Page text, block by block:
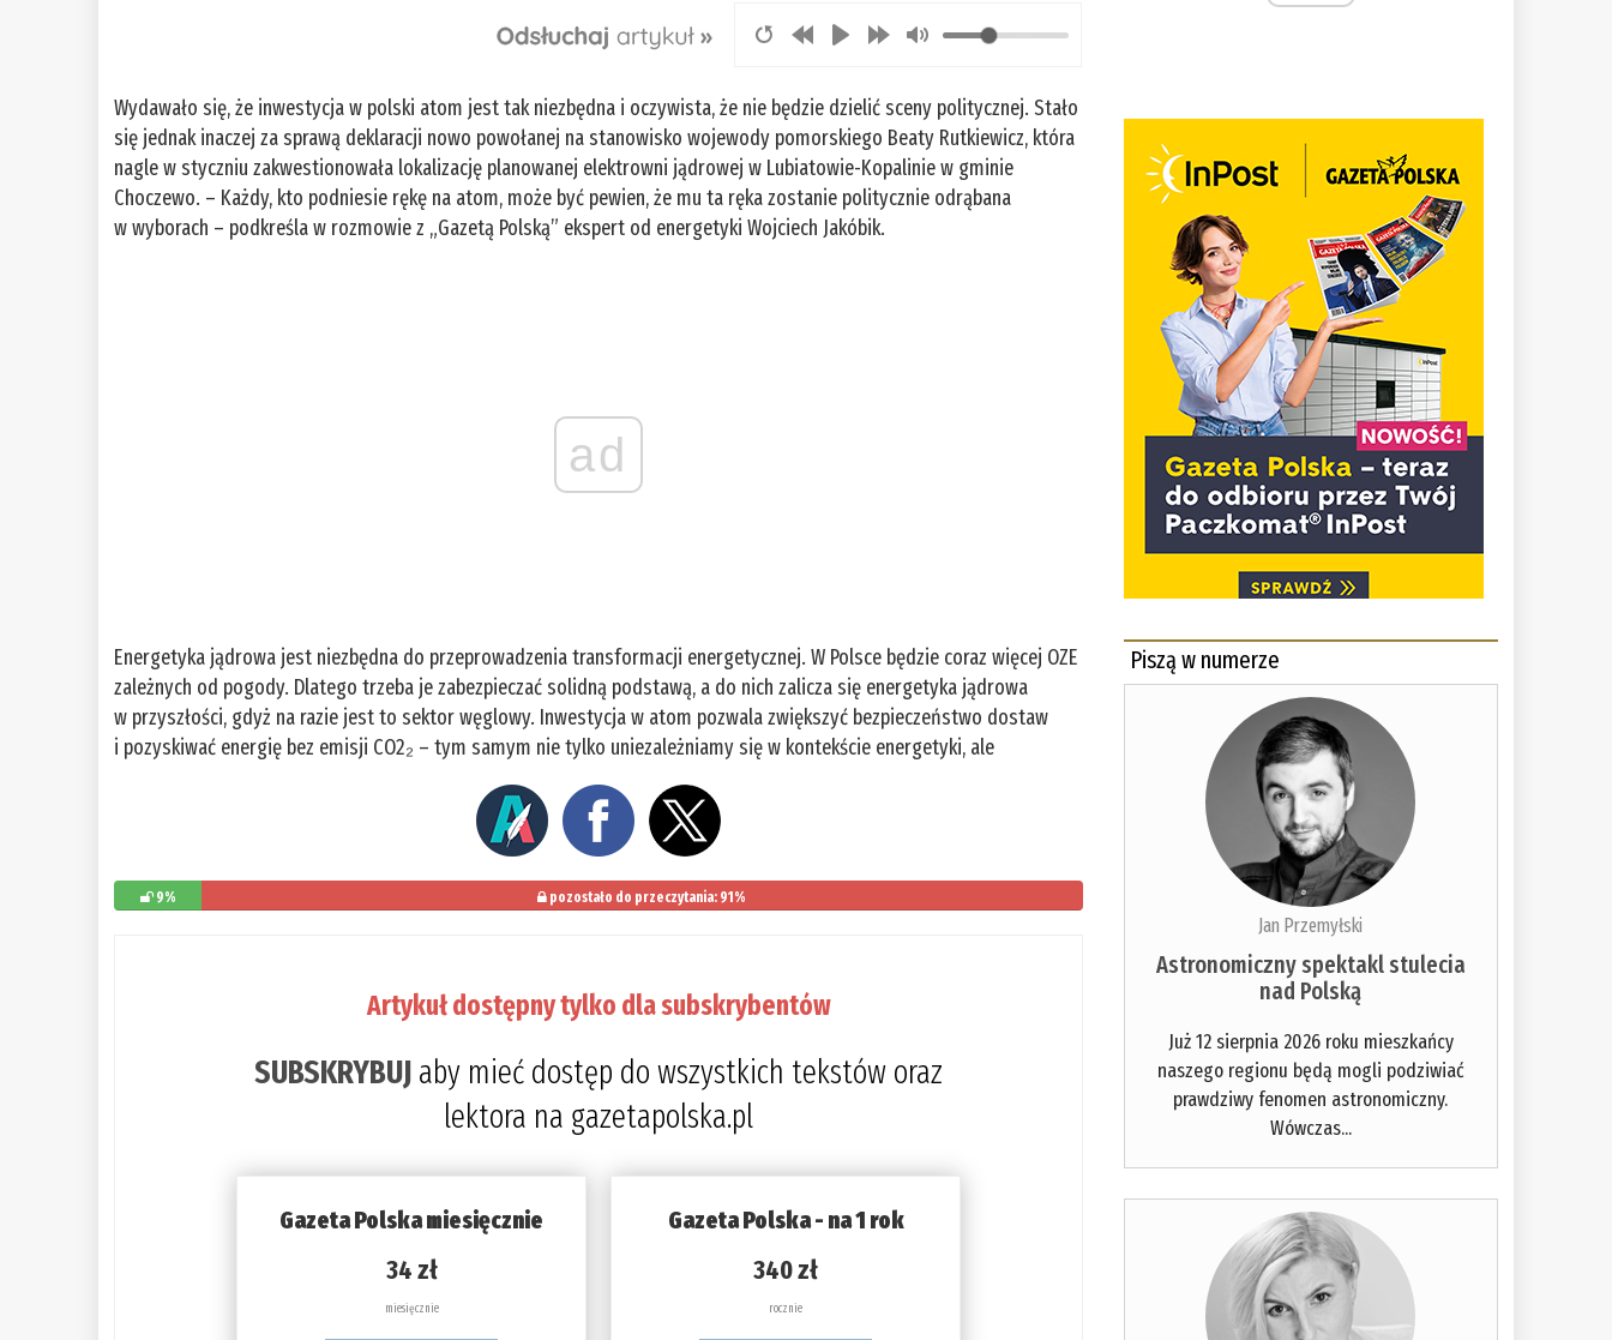
Wydawało się, że inwestycja w polski atom jest tak niezbędna i oczywista, że nie będzie dzielić sceny politycznej. Stało
się jednak inaczej za sprawą deklaracji nowo powołanej na stanowisko wojewody pomorskiego Beaty Rutkiewicz, która
nagle w styczniu zakwestionowała lokalizację planowanej elektrowni jądrowej w Lubiatowie-Kopalinie w gminie
Choczewo. – Każdy, kto podniesie rękę na atom, może być pewien, że mu ta ręka zostanie politycznie odrąbana
w wyborach – podkreśla w rozmowie z „Gazetą Polską” ekspert od energetyki Wojciech Jakóbik.
ad
Energetyka jądrowa jest niezbędna do przeprowadzenia transformacji energetycznej. W Polsce będzie coraz więcej OZE
zależnych od pogody. Dlatego trzeba je zabezpieczać solidną podstawą, a do nich zalicza się energetyka jądrowa
w przyszłości, gdyż na razie jest to sektor węglowy. Inwestycja w atom pozwala zwiększyć bezpieczeństwo dostaw
i pozyskiwać energię bez emisji CO2₂ – tym samym nie tylko uniezależniamy się w kontekście energetyki, ale
9% pozostało do przeczytania: 91%
Artykuł dostępny tylko dla subskrybentów
SUBSKRYBUJ aby mieć dostęp do wszystkich tekstów oraz
lektora na gazetapolska.pl
Gazeta Polska miesięcznie
34 zł
miesięcznie
Gazeta Polska - na 1 rok
340 zł
rocznie
Piszą w numerze
Jan Przemyłski
Astronomiczny spektakl stulecia
nad Polską
Już 12 sierpnia 2026 roku mieszkańcy
naszego regionu będą mogli podziwiać
prawdziwy fenomen astronomiczny.
Wówczas...